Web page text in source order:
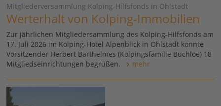
Mitgliederversammlung Kolping-Hilfsfonds in Ohlstadt
Werterhalt von Kolping-Immobilien
Zur jährlichen Mitgliedersammlung des Kolping-Hilfsfonds am
17. Juli 2026 im Kolping-Hotel Alpenblick in Ohlstadt konnte
Vorsitzender Herbert Barthelmes (Kolpingsfamilie Buchloe) 18
Mitgliedseinrichtungen begrüßen.
mehr